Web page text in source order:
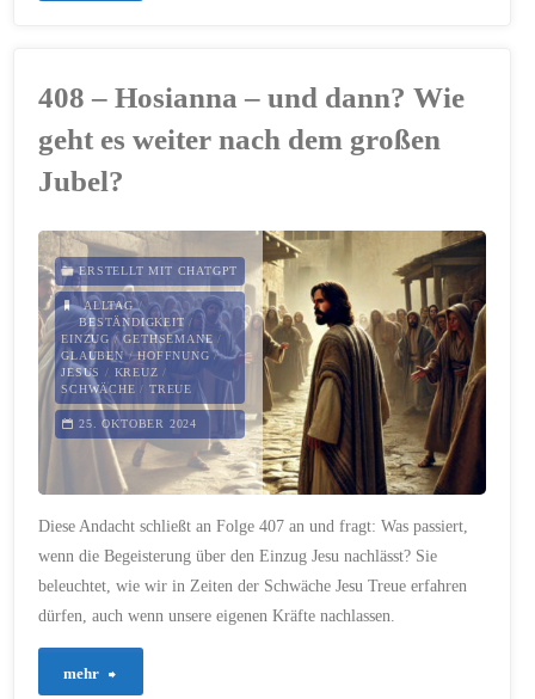
nach
Aufmerksamkeit
–
Gott
hört
immer
408 – Hosianna – und dann? Wie
geht es weiter nach dem großen
Jubel?
ERSTELLT MIT CHATGPT
ALLTAG/
BESTÄNDIGKEIT /
EINZUG/GETHSEMANE /
GLAUBEN/HOFFNUNG/
JESUS / KREUZ /
SCHWÄCHE / TREUE
25. OKTOBER 2024
Diese Andacht schließt an Folge 407 an und fragt: Was passiert,
wenn die Begeisterung über den Einzug Jesu nachlässt? Sie
beleuchtet, wie wir in Zeiten der Schwäche Jesu Treue erfahren
dürfen, auch wenn unsere eigenen Kräfte nachlassen.
mehr